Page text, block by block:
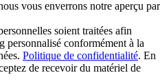
vous enverrons notre aperçu par
soient traitées afin
personnalisé conformément à la
Politique de confidentialité. En
de recevoir du matériel de